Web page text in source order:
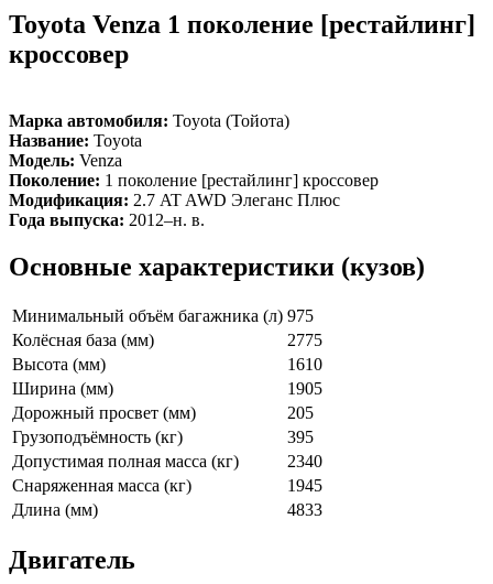
Toyota Venza 1 поколение [рестайлинг]
кроссовер
Марка автомобиля: Toyota (Тойота)
Название: Toyota
Модель: Venza
Поколение: 1 поколение [рестайлинг] кроссовер
Модификация: 2.7 AT AWD Элеганс Плюс
Года выпуска: 2012–н. в.
Основные характеристики (кузов)
Минимальный объём багажника (л) 975
Колёсная база (мм)
2775
Высота (мм)
1610
Ширина (мм)
1905
Дорожный просвет (мм)
205
Грузоподъёмность (кг)
395
Допустимая полная масса (кг)
2340
Снаряженная масса (кг)
1945
Длина (мм)
4833
Двигатель